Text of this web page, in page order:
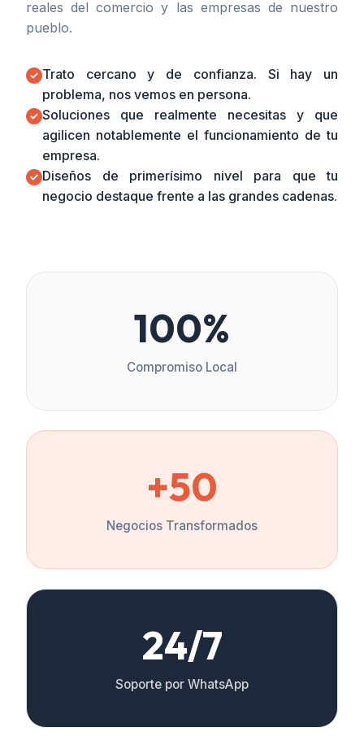
reales del comercio y las empresas de nuestro
pueblo.
Trato cercano y de confianza. Si hay un
problema, nos vemos en persona.
Soluciones que realmente necesitas y que
agilicen notablemente el funcionamiento de tu
empresa.
Diseños de primerísimo nivel para que tu
negocio destaque frente a las grandes cadenas.
100%
Compromiso Local
+50
Negocios Transformados
24/7
Soporte por WhatsApp